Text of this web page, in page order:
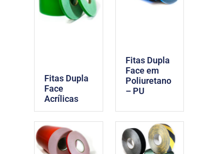
Fitas Dupla
Face
Acrílicas
Fitas Dupla
Face em
Poliuretano
– PU